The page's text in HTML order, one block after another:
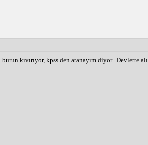
kıvırıyor, kpss den atanayım diyor.. Devlette